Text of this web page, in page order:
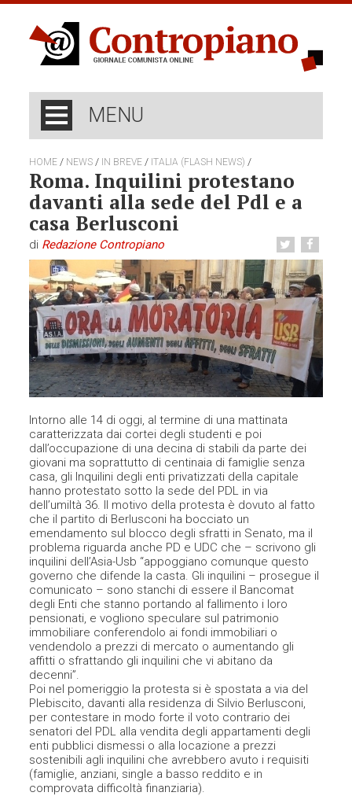
MENU
HOME / NEWS / IN BREVE / ITALIA (FLASH NEWS) /
Roma. Inquilini protestano
davanti alla sede del Pdl e a
casa Berlusconi
di Redazione Contropiano
Intorno alle 14 di oggi, al termine di una mattinata
caratterizzata dai cortei degli studenti e poi
dall’occupazione di una decina di stabili da parte dei
giovani ma soprattutto di centinaia di famiglie senza
casa, gli Inquilini degli enti privatizzati della capitale
hanno protestato sotto la sede del PDL in via
dell’umiltà 36. Il motivo della protesta è dovuto al fatto
che il partito di Berlusconi ha bocciato un
emendamento sul blocco degli sfratti in Senato, ma il
problema riguarda anche PD e UDC che – scrivono gli
inquilini dell’Asia-Usb “appoggiano comunque questo
governo che difende la casta. Gli inquilini – prosegue il
comunicato – sono stanchi di essere il Bancomat
degli Enti che stanno portando al fallimento i loro
pensionati, e vogliono speculare sul patrimonio
immobiliare conferendolo ai fondi immobiliari o
vendendolo a prezzi di mercato o aumentando gli
affitti o sfrattando gli inquilini che vi abitano da
decenni”.
Poi nel pomeriggio la protesta si è spostata a via del
Plebiscito, davanti alla residenza di Silvio Berlusconi,
per contestare in modo forte il voto contrario dei
senatori del PDL alla vendita degli appartamenti degli
enti pubblici dismessi o alla locazione a prezzi
sostenibili agli inquilini che avrebbero avuto i requisiti
(famiglie, anziani, single a basso reddito e in
comprovata difficoltà finanziaria).